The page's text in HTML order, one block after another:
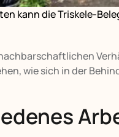
kann die Triskele-
wie sich in der